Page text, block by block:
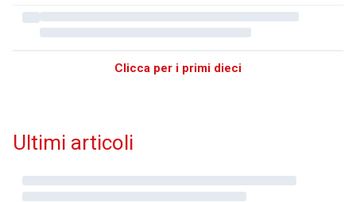
Clicca per i primi dieci
Ultimi articoli